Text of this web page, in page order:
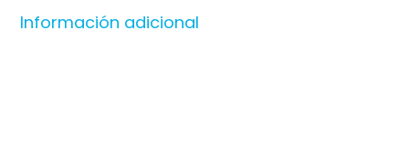
Información adicional